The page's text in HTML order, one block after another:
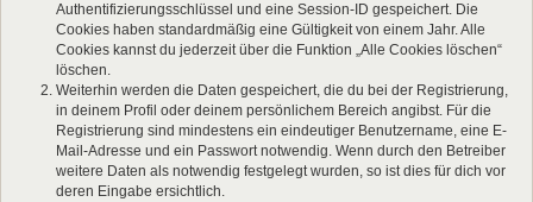
Authentifizierungsschlüssel und eine Session-ID gespeichert. Die
Cookies haben standardmäßig eine Gültigkeit von einem Jahr. Alle
Cookies kannst du jederzeit über die Funktion „Alle Cookies löschen“
löschen.
Weiterhin werden die Daten gespeichert, die du bei der Registrierung,
in deinem Profil oder deinem persönlichem Bereich angibst. Für die
Registrierung sind mindestens ein eindeutiger Benutzername, eine E-
Mail-Adresse und ein Passwort notwendig. Wenn durch den Betreiber
weitere Daten als notwendig festgelegt wurden, so ist dies für dich vor
deren Eingabe ersichtlich.